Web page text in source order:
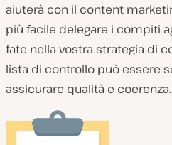
aiuterà con il content
più facile delegare i compiti
fate nella vostra strategia di
lista di controllo può essere
assicurare qualità e coerenza.